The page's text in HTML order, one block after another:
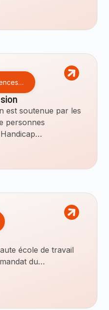
est soutenue par les
personnes
école de travail
du…